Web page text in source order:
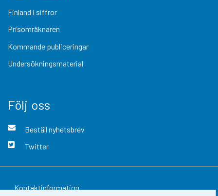
Finland i siffror
Prisomräknaren
Kommande publiceringar
Undersökningsmaterial
Följ oss
Beställ nyhetsbrev
Twitter
Kontaktinformation